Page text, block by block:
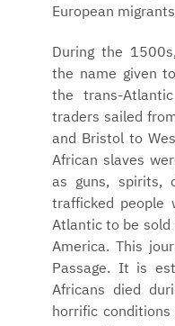
European
During the
the name given
the trans-
traders sailed
and Bristol to
African slaves
as guns, spirits,
trafficked people
Atlantic to be sold
America. This
Passage. It is
Africans died
horrific